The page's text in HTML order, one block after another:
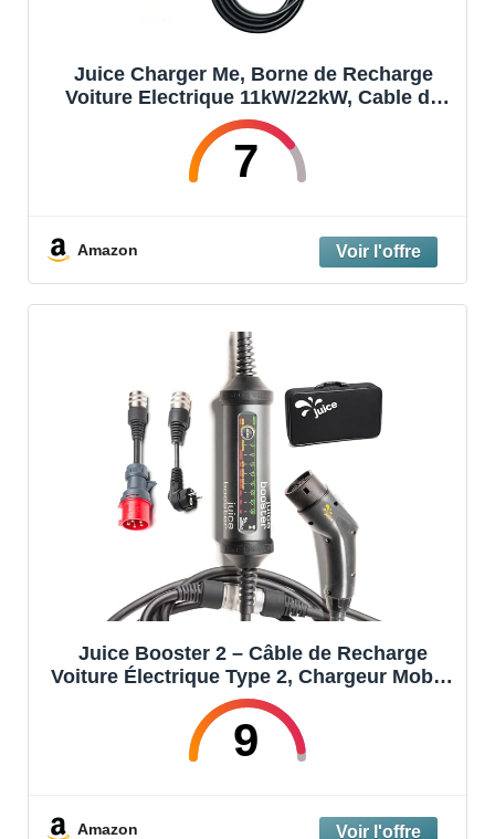
Juice Charger Me, Borne de Recharge
Voiture Electrique 11kW/22kW, Cable de
Recharge Type 2 Compatible avec Tous
Les Véhicules Électriques, Facile à
Installer, Étanche et Résistant, Activé par
7
Amazon
Juice Booster 2 – Câble de Recharge
Voiture Électrique Type 2, Chargeur Mobile
22kW Triphasé, Étanche IP67, Antichoc,
Compatible Prises CEE et Schuko, Idéal
pour Maison et Voyage
9
Amazon